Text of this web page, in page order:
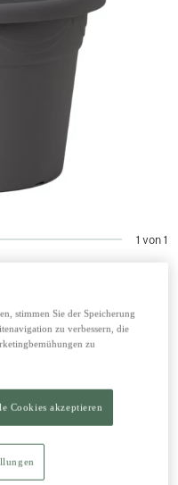
1 von 1
Ø 15 x
35 cm
stimmen Sie der Speicherung
zu verbessern, die
zu
Cookies akzeptieren